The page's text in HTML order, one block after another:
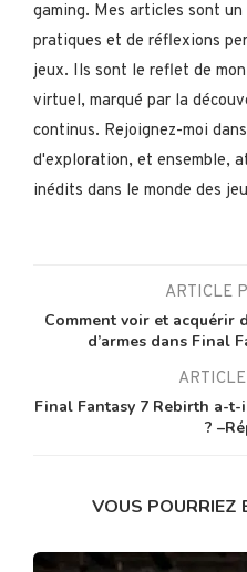
gaming. Mes articles sont un
pratiques et de réflexions
jeux. Ils sont le reflet de
virtuel, marqué par la
continus. Rejoignez-moi
d'exploration, et ensemble,
inédits dans le monde des
ARTICLE
Comment voir et acquérir
d’armes dans Final
Final Fantasy 7 Rebirth a-
?
VOUS POURRIEZ